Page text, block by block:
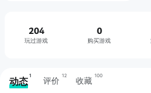
War Robots。 6V6 战术多人战斗
飞机警报至尊着陆
Toon Force - FPS
204
玩过游戏
0
购买游戏
动态 1 评价 12 收藏 100